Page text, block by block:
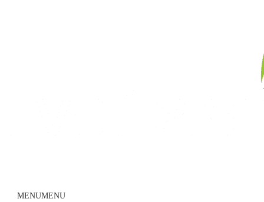
MENUMENU